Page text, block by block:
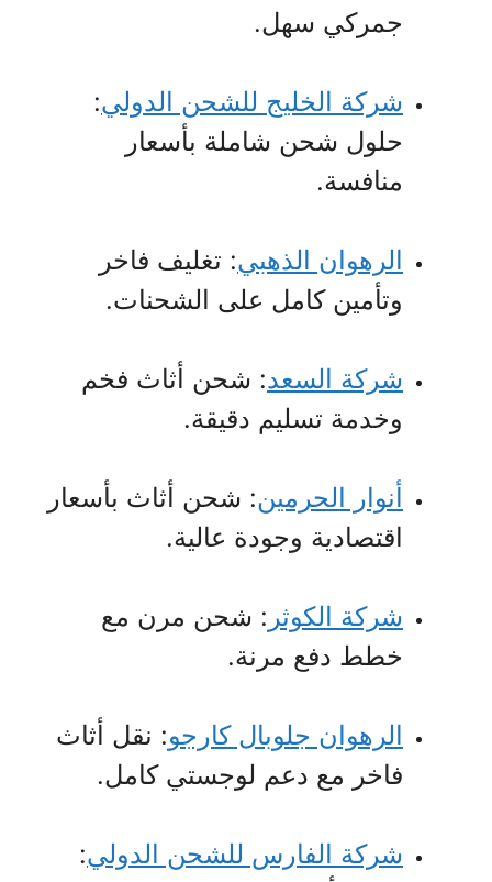
جمركي سهل.
شركة الخليج للشحن الدولي:
حلول شحن شاملة بأسعار
منافسة.
الرهوان الذهبي: تغليف فاخر
وتأمين كامل على الشحنات.
شركة السعد: شحن أثاث فخم
وخدمة تسليم دقيقة.
أنوار الحرمين: شحن أثاث بأسعار
اقتصادية وجودة عالية.
شركة الكوثر : شحن مرن مع
خطط دفع مرنة.
الرهوان جلوبال كارجو: نقل أثاث
فاخر مع دعم لوجستي كامل.
شركة الفارس للشحن الدولي: